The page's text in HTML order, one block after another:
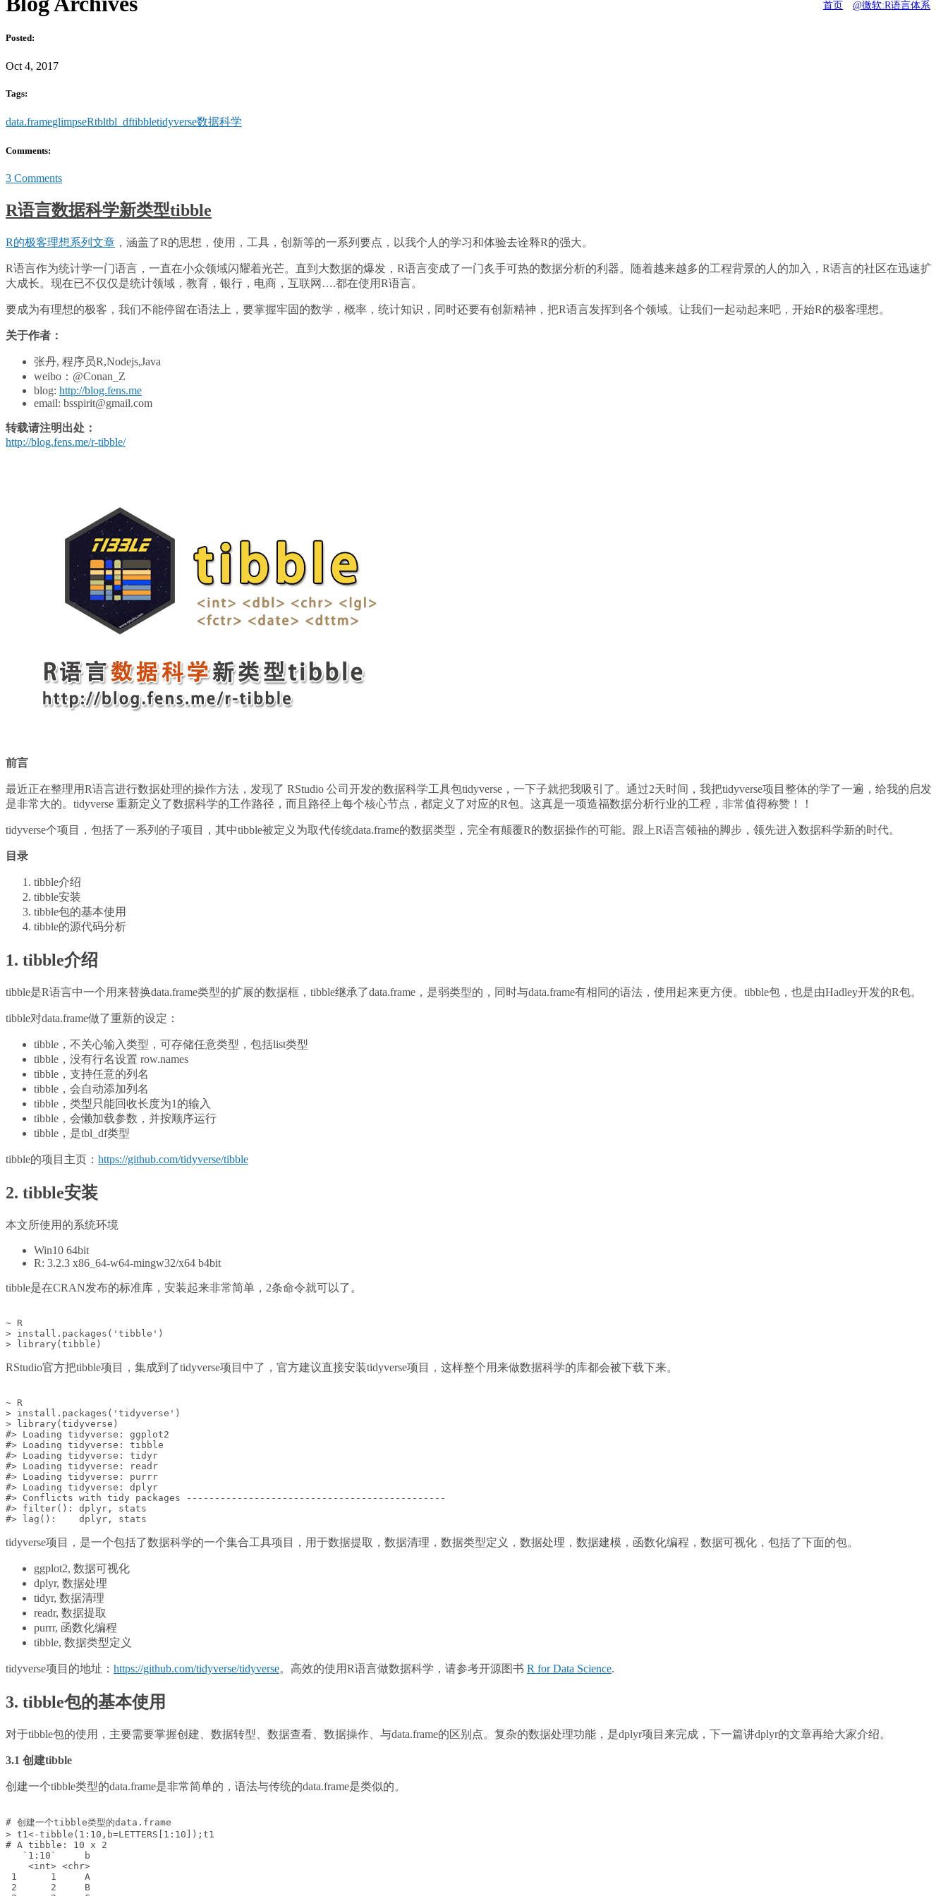
首页 @微软:R语言体系
Posted:
Oct 4, 2017
Tags:
data.frameglimpseRtbltbl_dftibbletidyverse数据科学
Comments:
3 Comments
R语言数据科学新类型tibble
R的极客理想系列文章 ，涵盖了R的思想，使用，工具，创新等的一系列要点，以我个人的学习和体验去诠释R的强大。
R语言作为统计学一门语言，一直在小众领域闪耀着光芒。直到大数据的爆发，R语言变成了一门炙手可热的数据分析的利器。随着越来越多的工程背景的人的加入，R语言的社区在迅速扩
大成长。现在已不仅仅是统计领域，教育，银行，电商，互联网….都在使用R语言。
要成为有理想的极客，我们不能停留在语法上，要掌握牢固的数学，概率，统计知识，同时还要有创新精神，把R语言发挥到各个领域。让我们一起动起来吧，开始R的极客理想。
关于作者：
张丹, 程序员R,Nodejs,Java
weibo：@Conan_Z
blog: http://blog.fens.me
email: bsspirit@gmail.com
转载请注明出处：
http://blog.fens.me/r-tibble/
前言
最近正在整理用R语言进行数据处理的操作方法，发现了 RStudio 公司开发的数据科学工具包tidyverse，一下子就把我吸引了。通过2天时间，我把tidyverse项目整体的学了一遍，给我的启发
是非常大的。tidyverse 重新定义了数据科学的工作路径，而且路径上每个核心节点，都定义了对应的R包。这真是一项造福数据分析行业的工程，非常值得称赞！！
tidyverse个项目，包括了一系列的子项目，其中tibble被定义为取代传统data.frame的数据类型，完全有颠覆R的数据操作的可能。跟上R语言领袖的脚步，领先进入数据科学新的时代。
目录
tibble介绍
tibble安装
tibble包的基本使用
tibble的源代码分析
1. tibble介绍
tibble是R语言中一个用来替换data.frame类型的扩展的数据框，tibble继承了data.frame，是弱类型的，同时与data.frame有相同的语法，使用起来更方便。tibble包，也是由Hadley开发的R包。
tibble对data.frame做了重新的设定：
tibble，不关心输入类型，可存储任意类型，包括list类型
tibble，没有行名设置 row.names
tibble，支持任意的列名
tibble，会自动添加列名
tibble，类型只能回收长度为1的输入
tibble，会懒加载参数，并按顺序运行
tibble，是tbl_df类型
tibble的项目主页： https://github.com/tidyverse/tibble
2. tibble安装
本文所使用的系统环境
Win10 64bit
R: 3.2.3 x86_64-w64-mingw32/x64 b4bit
tibble是在CRAN发布的标准库，安装起来非常简单，2条命令就可以了。
~ R
> install.packages('tibble')
RStudio官方把tibble项目，集成到了tidyverse项目中了，官方建议直接安装tidyverse项目，这样整个用来做数据科学的库都会被下载下来。
~ R
> install.packages('tidyverse')
> library(tidyverse)
#> Loading tidyverse: ggplot2
#> Loading tidyverse: tibble
#> Loading tidyverse: tidyr
#> Loading tidyverse: readr
#> Loading tidyverse: purrr
#> Loading tidyverse: dplyr
#> Conflicts with tidy packages ----------------------------------------------
#> filter(): dplyr, stats
tidyverse项目，是一个包括了数据科学的一个集合工具项目，用于数据提取，数据清理，数据类型定义，数据处理，数据建模，函数化编程，数据可视化，包括了下面的包。
ggplot2, 数据可视化
dplyr, 数据处理
tidyr, 数据清理
readr, 数据提取
purrr, 函数化编程
tibble, 数据类型定义
tidyverse项目的地址： https://github.com/tidyverse/tidyverse。高效的使用R语言做数据科学，请参考开源图书 R for Data Science.
3. tibble包的基本使用
对于tibble包的使用，主要需要掌握创建、数据转型、数据查看、数据操作、与data.frame的区别点。复杂的数据处理功能，是dplyr项目来完成，下一篇讲dplyr的文章再给大家介绍。
3.1 创建tibble
创建一个tibble类型的data.frame是非常简单的，语法与传统的data.frame是类似的。
# 创建一个tibble类型的data.frame
> t1<-tibble(1:10,b=LETTERS[1:10]);t1
# A tibble: 10 x 2
   `1:10`     b
    <int> <chr>
1      1     A
2      2     B